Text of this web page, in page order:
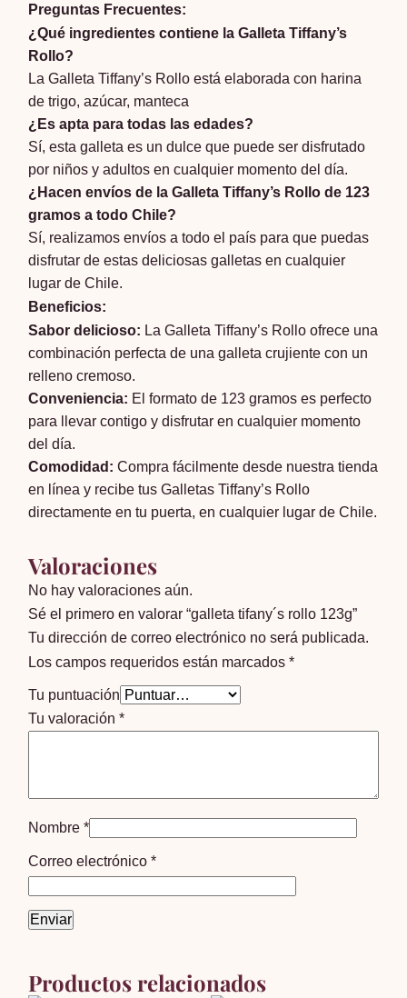
Preguntas Frecuentes:
¿Qué ingredientes contiene la Galleta Tiffany’s
Rollo?
La Galleta Tiffany’s Rollo está elaborada con harina
de trigo, azúcar, manteca
¿Es apta para todas las edades?
Sí, esta galleta es un dulce que puede ser disfrutado
por niños y adultos en cualquier momento del día.
¿Hacen envíos de la Galleta Tiffany’s Rollo de 123
gramos a todo Chile?
Sí, realizamos envíos a todo el país para que puedas
disfrutar de estas deliciosas galletas en cualquier
lugar de Chile.
Beneficios:
Sabor delicioso: La Galleta Tiffany’s Rollo ofrece una
combinación perfecta de una galleta crujiente con un
relleno cremoso.
Conveniencia: El formato de 123 gramos es perfecto
para llevar contigo y disfrutar en cualquier momento
del día.
Comodidad: Compra fácilmente desde nuestra tienda
en línea y recibe tus Galletas Tiffany’s Rollo
directamente en tu puerta, en cualquier lugar de Chile.
Valoraciones
No hay valoraciones aún.
Sé el primero en valorar “galleta tifany´s rollo 123g”
Tu dirección de correo electrónico no será publicada.
Los campos requeridos están marcados*
Tu puntuación
Tu valoración*
Nombre*
Correo electrónico*
Productos relacionados